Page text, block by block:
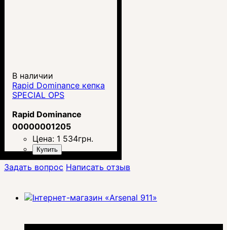
В наличии
Rapid Dominance кепка
SPECIAL OPS
Rapid Dominance
00000001205
Цена: 1 534грн.
Купить
Задать вопрос Написать отзыв